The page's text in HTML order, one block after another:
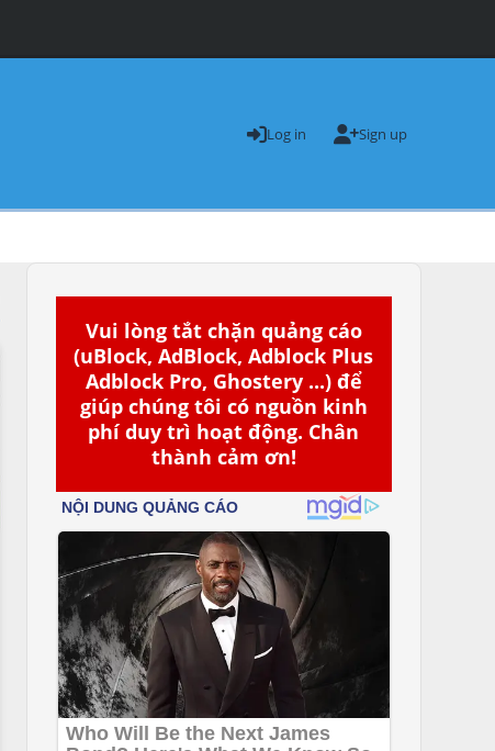
Log in Sign up
Vui lòng tắt chặn quảng cáo
(uBlock, AdBlock, Adblock Plus
Adblock Pro, Ghostery ...) để
giúp chúng tôi có nguồn kinh
phí duy trì hoạt động. Chân
thành cảm ơn!